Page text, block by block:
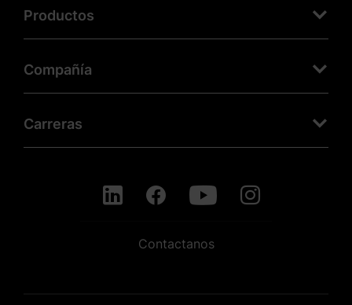
Productos
Compañía
Carreras
Contactanos